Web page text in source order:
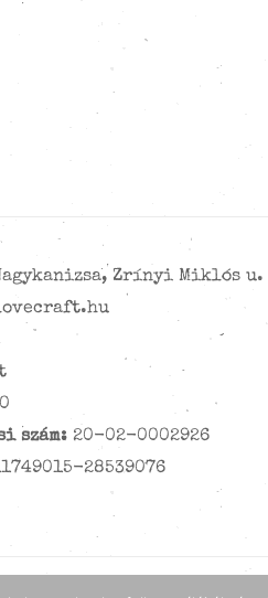
Zrínyi Miklós u.
szám: 20-02-0002926
28539076